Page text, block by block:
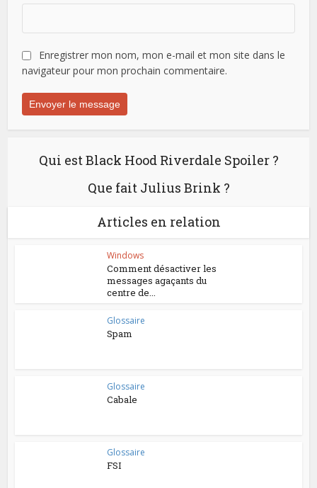
Enregistrer mon nom, mon e-mail et mon site dans le
navigateur pour mon prochain commentaire.
Qui est Black Hood Riverdale Spoiler ?
Que fait Julius Brink ?
Articles en relation
Windows
Comment désactiver les
messages agaçants du
centre de...
Glossaire
Spam
Glossaire
Cabale
Glossaire
FSI